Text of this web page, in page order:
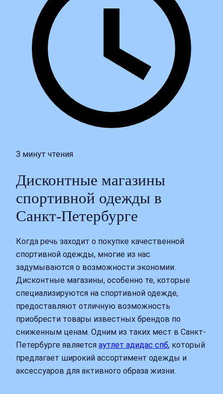
3 минут чтения
Дисконтные магазины
спортивной одежды в
Санкт-Петербурге
Когда речь заходит о покупке качественной
спортивной одежды, многие из нас
задумываются о возможности экономии.
Дисконтные магазины, особенно те, которые
специализируются на спортивной одежде,
предоставляют отличную возможность
приобрести товары известных брендов по
сниженным ценам. Одним из таких мест в Санкт-
Петербурге является аутлет адидас спб, который
предлагает широкий ассортимент одежды и
аксессуаров для активного образа жизни.